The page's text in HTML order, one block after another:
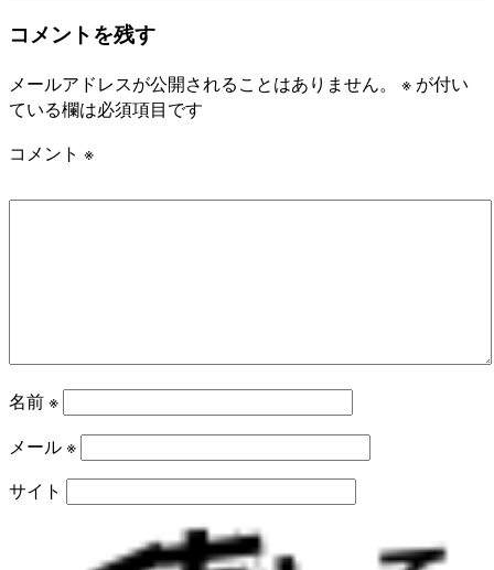
コメントを残す
メールアドレスが公開されることはありません。 ※ が付い
ている欄は必須項目です
コメント ※
名前※
メール※
サイト